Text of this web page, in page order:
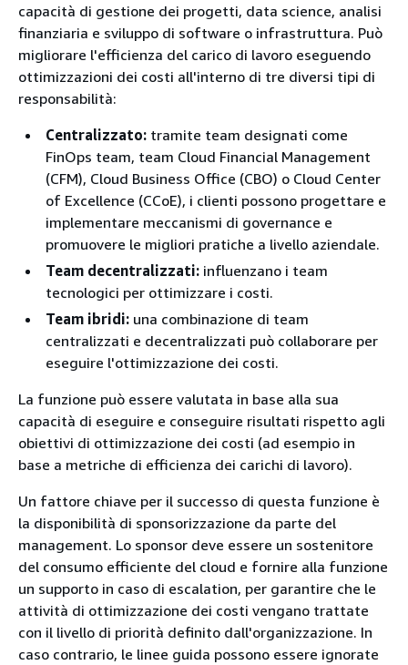
capacità di gestione dei progetti, data science, analisi
finanziaria e sviluppo di software o infrastruttura. Può
migliorare l'efficienza del carico di lavoro eseguendo
ottimizzazioni dei costi all'interno di tre diversi tipi di
responsabilità:
Centralizzato: tramite team designati come
FinOps team, team Cloud Financial Management
(CFM), Cloud Business Office (CBO) o Cloud Center
of Excellence (CCoE), i clienti possono progettare e
implementare meccanismi di governance e
promuovere le migliori pratiche a livello aziendale.
Team decentralizzati: influenzano i team
tecnologici per ottimizzare i costi.
Team ibridi: una combinazione di team
centralizzati e decentralizzati può collaborare per
eseguire l'ottimizzazione dei costi.
La funzione può essere valutata in base alla sua
capacità di eseguire e conseguire risultati rispetto agli
obiettivi di ottimizzazione dei costi (ad esempio in
base a metriche di efficienza dei carichi di lavoro).
Un fattore chiave per il successo di questa funzione è
la disponibilità di sponsorizzazione da parte del
management. Lo sponsor deve essere un sostenitore
del consumo efficiente del cloud e fornire alla funzione
un supporto in caso di escalation, per garantire che le
attività di ottimizzazione dei costi vengano trattate
con il livello di priorità definito dall'organizzazione. In
caso contrario, le linee guida possono essere ignorate